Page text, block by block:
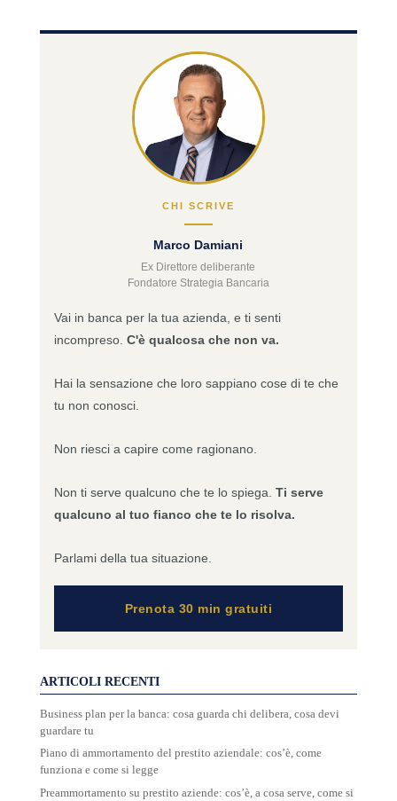
CHI SCRIVE
Marco Damiani
Ex Direttore deliberante
Fondatore Strategia Bancaria
Vai in banca per la tua azienda, e ti senti
incompreso. C'è qualcosa che non va.
Hai la sensazione che loro sappiano cose di te che
tu non conosci.
Non riesci a capire come ragionano.
Non ti serve qualcuno che te lo spiega. Ti serve
qualcuno al tuo fianco che te lo risolva.
Parlami della tua situazione.
Prenota 30 min gratuiti
ARTICOLI RECENTI
Business plan per la banca: cosa guarda chi delibera, cosa devi
guardare tu
Piano di ammortamento del prestito aziendale: cos’è, come
funziona e come si legge
Preammortamento su prestito aziende: cos’è, a cosa serve, come si